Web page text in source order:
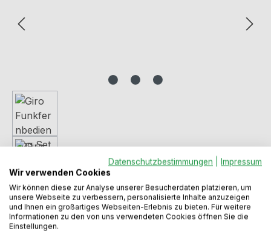
Datenschutzbestimmungen
Impressum
Wir verwenden Cookies
Wir können diese zur Analyse unserer Besucherdaten platzieren, um
unsere Webseite zu verbessern, personalisierte Inhalte anzuzeigen
und Ihnen ein großartiges Webseiten-Erlebnis zu bieten. Für weitere
Informationen zu den von uns verwendeten Cookies öffnen Sie die
Einstellungen.